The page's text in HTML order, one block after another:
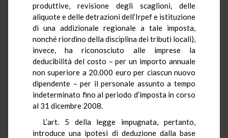
produttive, revisione degli scaglioni, delle
aliquote e delle detrazioni dell’Irpef e istituzione
di una addizionale regionale a tale imposta,
nonché riordino della disciplina dei tributi locali),
invece, ha riconosciuto alle imprese la
deducibilità del costo – per un importo annuale
non superiore a 20.000 euro per ciascun nuovo
dipendente – per il personale assunto a tempo
indeterminato fino al periodo d’imposta in corso
al 31 dicembre 2008.
L’art. 5 della legge impugnata, pertanto,
introduce una ipotesi di deduzione dalla base